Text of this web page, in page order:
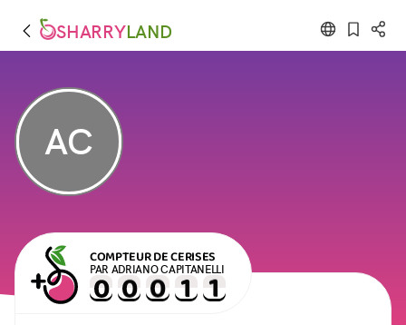
SHARRYLAND
AC
COMPTEUR DE CERISES
PAR ADRIANO CAPITANELLI